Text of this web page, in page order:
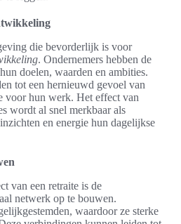
die bevorderlijk is voor
. Ondernemers hebben de
doelen, waarden en ambities.
tot een hernieuwd gevoel van
voor hun werk. Het effect van
wordt al snel merkbaar als
en energie hun dagelijkse
van een retraite is de
netwerk op te bouwen.
waardoor ze sterke